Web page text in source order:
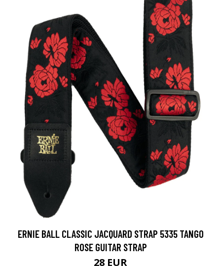
ERNIE BALL CLASSIC JACQUARD STRAP 5335 TANGO
ROSE GUITAR STRAP
28 EUR